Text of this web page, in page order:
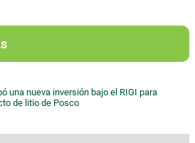
una nueva inversión bajo el RIGI para
de litio de Posco